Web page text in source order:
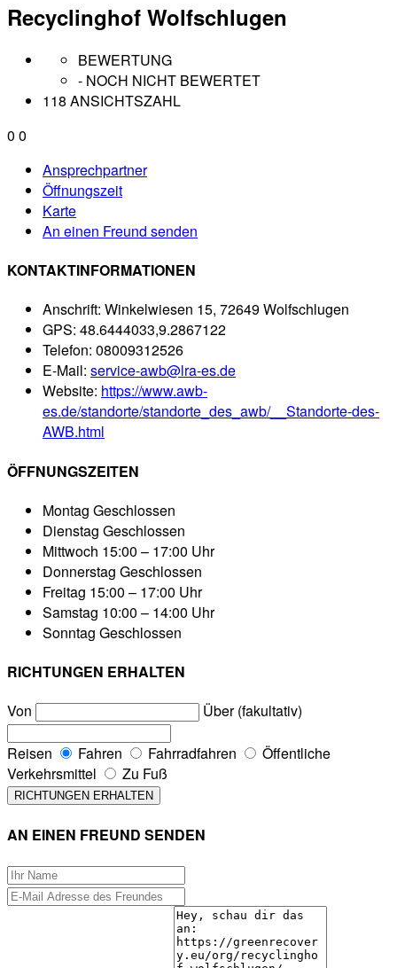
Recyclinghof Wolfschlugen
BEWERTUNG
- NOCH NICHT BEWERTET
118 ANSICHTSZAHL
0 0
Ansprechpartner
Öffnungszeit
Karte
An einen Freund senden
KONTAKTINFORMATIONEN
Anschrift: Winkelwiesen 15, 72649 Wolfschlugen
GPS: 48.6444033,9.2867122
Telefon: 08009312526
E-Mail: service-awb@lra-es.de
Website: https://www.awb-
es.de/standorte/standorte_des_awb/__Standorte-des-
AWB.html
ÖFFNUNGSZEITEN
Montag Geschlossen
Dienstag Geschlossen
Mittwoch 15:00 – 17:00 Uhr
Donnerstag Geschlossen
Freitag 15:00 – 17:00 Uhr
Samstag 10:00 – 14:00 Uhr
Sonntag Geschlossen
RICHTUNGEN ERHALTEN
Von
Über (fakultativ)
Reisen Fahren Fahrradfahren
Öffentliche
Verkehrsmittel
Zu Fuß
AN EINEN FREUND SENDEN